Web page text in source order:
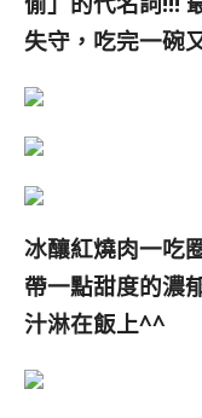
失守，吃完一碗
冰釀紅燒肉一吃
帶一點甜度的濃
汁淋在飯上^^